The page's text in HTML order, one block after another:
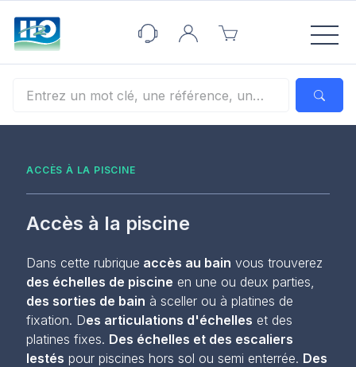
ACCÈS À LA PISCINE
Accès à la piscine
Dans cette rubrique accès au bain vous trouverez
des échelles de piscine en une ou deux parties,
des sorties de bain à sceller ou à platines de
fixation. Des articulations d'échelles et des
platines fixes. Des échelles et des escaliers
lestés pour piscines hors sol ou semi enterrée. Des